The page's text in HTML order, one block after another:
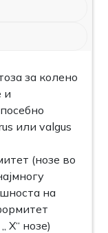
за колено
и
или valgus
(нозе во
на
X“ нозе)